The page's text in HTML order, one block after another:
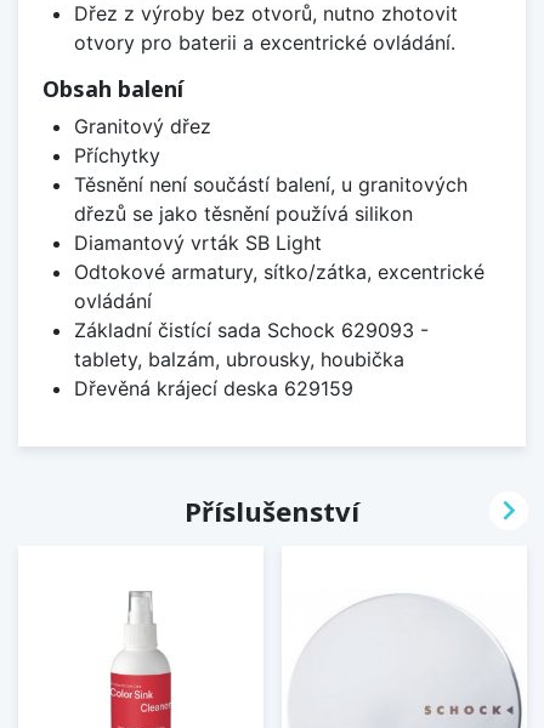
Dřez z výroby bez otvorů, nutno zhotovit
otvory pro baterii a excentrické ovládání.
Obsah balení
Granitový dřez
Příchytky
Těsnění není součástí balení, u granitových
dřezů se jako těsnění používá silikon
Diamantový vrták SB Light
Odtokové armatury, sítko/zátka, excentrické
ovládání
Základní čistící sada Schock 629093 -
tablety, balzám, ubrousky, houbička
Dřevěná krájecí deska 629159
Příslušenství 